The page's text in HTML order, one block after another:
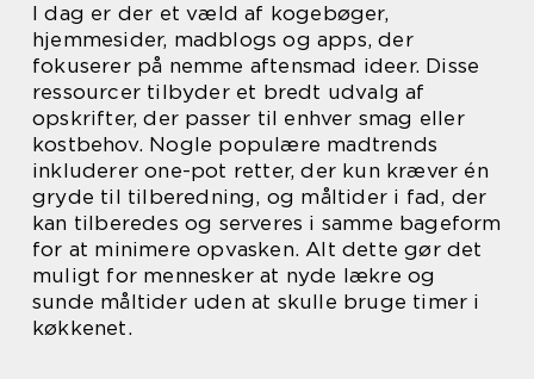
I dag er der et væld af kogebøger,
hjemmesider, madblogs og apps, der
fokuserer på nemme aftensmad ideer. Disse
ressourcer tilbyder et bredt udvalg af
opskrifter, der passer til enhver smag eller
kostbehov. Nogle populære madtrends
inkluderer one-pot retter, der kun kræver én
gryde til tilberedning, og måltider i fad, der
kan tilberedes og serveres i samme bageform
for at minimere opvasken. Alt dette gør det
muligt for mennesker at nyde lækre og
sunde måltider uden at skulle bruge timer i
køkkenet.